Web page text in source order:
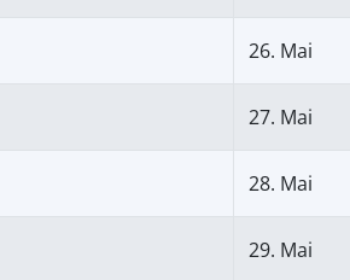
26. Mai
27. Mai
28. Mai
29. Mai